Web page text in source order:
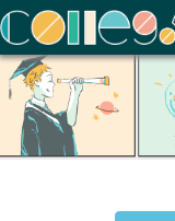
ColleGo! 大學選才與